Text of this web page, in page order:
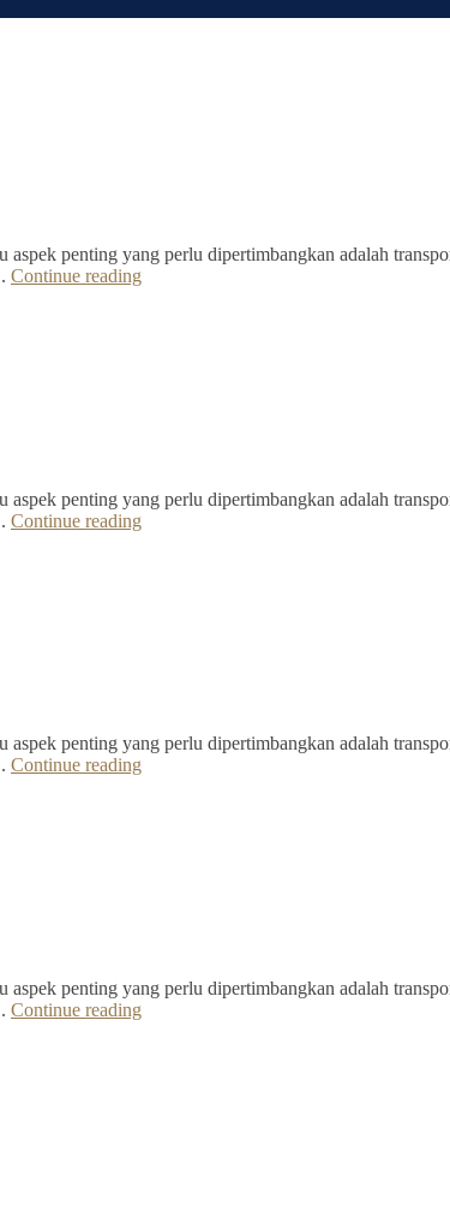
aspek penting yang perlu dipertimbangkan adalah
Continue reading
aspek penting yang perlu dipertimbangkan adalah
Continue reading
aspek penting yang perlu dipertimbangkan adalah
Continue reading
aspek penting yang perlu dipertimbangkan adalah
Continue reading